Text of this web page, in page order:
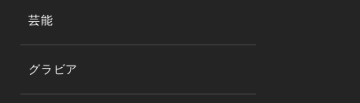
芸能
グラビア